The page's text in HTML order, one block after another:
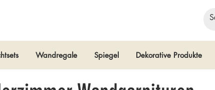
Wandregale Spiegel Dekorative Produkte